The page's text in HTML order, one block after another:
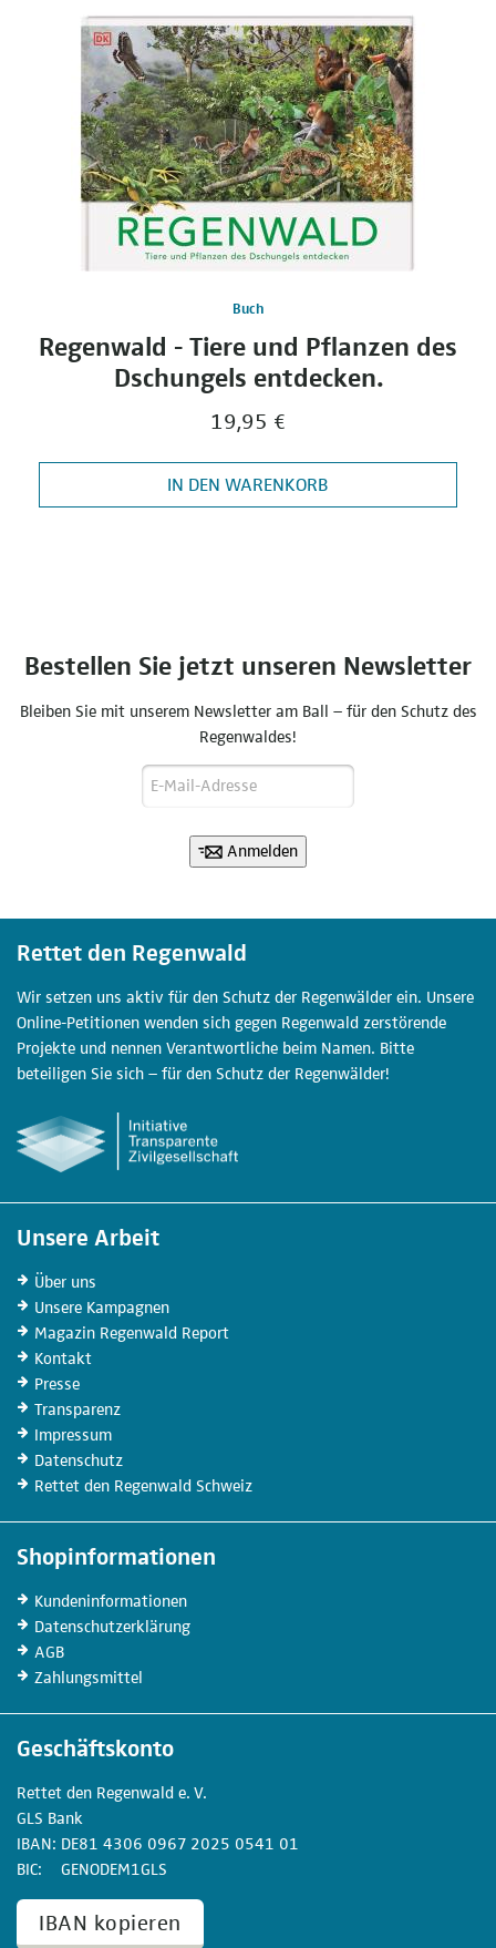
Buch
Regenwald - Tiere und Pflanzen des
Dschungels entdecken.
19,95 €
IN DEN WARENKORB
Bestellen Sie jetzt unseren Newsletter
Bleiben Sie mit unserem Newsletter am Ball – für den Schutz des
Regenwaldes!
Anmelden
Rettet den Regenwald
Wir setzen uns aktiv für den Schutz der Regenwälder ein. Unsere
Online-Petitionen wenden sich gegen Regenwald zerstörende
Projekte und nennen Verantwortliche beim Namen. Bitte
beteiligen Sie sich – für den Schutz der Regenwälder!
Unsere Arbeit
Über uns
Unsere Kampagnen
Magazin Regenwald Report
Kontakt
Presse
Transparenz
Impressum
Datenschutz
Rettet den Regenwald Schweiz
Shopinformationen
Kunden­informationen
Datenschutz­erklärung
AGB
Zahlungs­mittel
Geschäftskonto
Rettet den Regenwald e. V.
GLS Bank
IBAN
DE81 4306 0967 2025 0541 01
BIC
GENODEM1GLS
IBAN kopieren